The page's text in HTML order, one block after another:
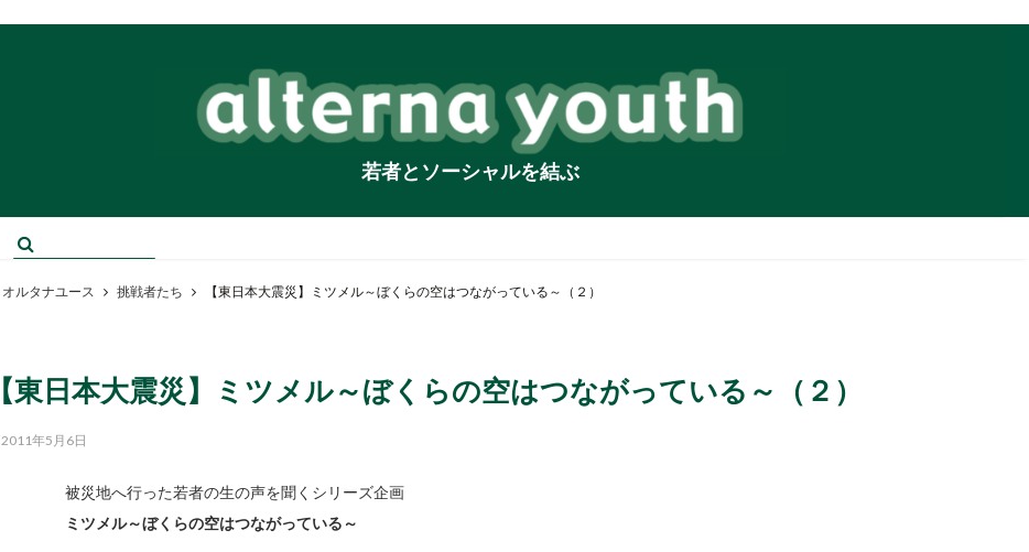
若者とソーシャルを結ぶ
オルタナユース 挑戦者たち 【東日本大震災】ミツメル～ぼくらの空はつながっている～（２）
【東日本大震災】ミツメル～ぼくらの空はつながっている～（２）
2011年5月6日
被災地へ行った若者の生の声を聞くシリーズ企画
ミツメル～ぼくらの空はつながっている～